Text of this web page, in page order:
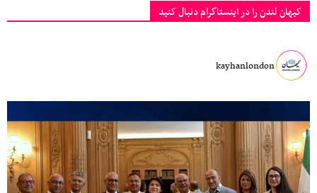
کیهان لندن را در اینستاگرام دنبال کنید
kayhanlondon